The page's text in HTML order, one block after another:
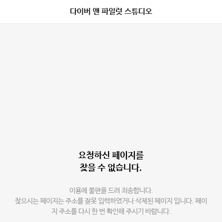
다이버 앤 파일럿 스튜디오
요청하신 페이지를
찾을 수 없습니다.
이용에 불편을 드려 죄송합니다.
찾으시는 페이지는 주소를 잘못 입력하였거나 삭제된 페이지 입니다. 페이
지 주소를 다시 한 번 확인해 주시기 바랍니다.